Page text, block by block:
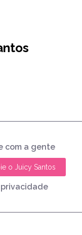
com a gente
o Juicy Santos